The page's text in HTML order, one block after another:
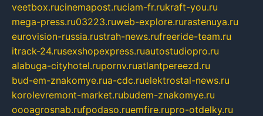
veetbox.rucinemapost.ruciam-fr.rukraft-you.ru
mega-press.ru03223.ruweb-explore.rurastenuya.ru
eurovision-russia.rustrah-news.rufreeride-team.ru
itrack-24.rusexshopexpress.ruautostudiopro.ru
alabuga-cityhotel.rupornv.ruatlantpereezd.ru
bud-em-znakomye.rua-cdc.ruelektrostal-news.ru
korolevremont-market.rubudem-znakomye.ru
oooagrosnab.rufpodaso.ruemfire.rupro-otdelky.ru